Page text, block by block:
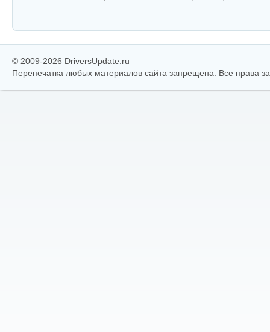
© 2009-2026 DriversUpdate.ru
Перепечатка любых материалов сайта запрещена. Все права